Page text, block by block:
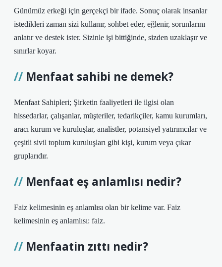
Günümüz erkeği için gerçekçi bir ifade. Sonuç olarak insanlar
istedikleri zaman sizi kullanır, sohbet eder, eğlenir, sorunlarını
anlatır ve destek ister. Sizinle işi bittiğinde, sizden uzaklaşır ve
sınırlar koyar.
Menfaat sahibi ne demek?
Menfaat Sahipleri; Şirketin faaliyetleri ile ilgisi olan
hissedarlar, çalışanlar, müşteriler, tedarikçiler, kamu kurumları,
aracı kurum ve kuruluşlar, analistler, potansiyel yatırımcılar ve
çeşitli sivil toplum kuruluşları gibi kişi, kurum veya çıkar
gruplarıdır.
Menfaat eş anlamlısı nedir?
Faiz kelimesinin eş anlamlısı olan bir kelime var. Faiz
kelimesinin eş anlamlısı: faiz.
Menfaatin zıttı nedir?